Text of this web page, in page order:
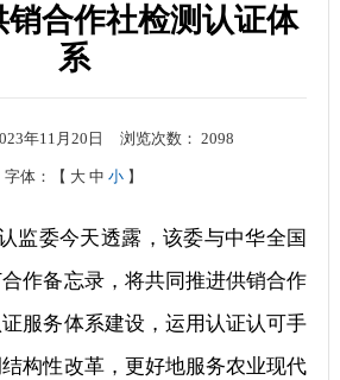
合作社检测认证体
系
年11月20日 浏览次数： 2098
字体：【 大 中 小 】
监委今天透露，该委与中华全国
作备忘录，将共同推进供销合作
服务体系建设，运用认证认可手
构性改革，更好地服务农业现代